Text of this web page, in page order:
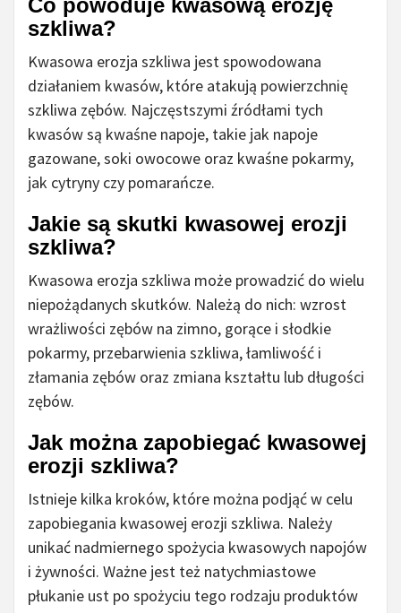
Co powoduje kwasową erozję
szkliwa?
Kwasowa erozja szkliwa jest spowodowana
działaniem kwasów, które atakują powierzchnię
szkliwa zębów. Najczęstszymi źródłami tych
kwasów są kwaśne napoje, takie jak napoje
gazowane, soki owocowe oraz kwaśne pokarmy,
jak cytryny czy pomarańcze.
Jakie są skutki kwasowej erozji
szkliwa?
Kwasowa erozja szkliwa może prowadzić do wielu
niepożądanych skutków. Należą do nich: wzrost
wrażliwości zębów na zimno, gorące i słodkie
pokarmy, przebarwienia szkliwa, łamliwość i
złamania zębów oraz zmiana kształtu lub długości
zębów.
Jak można zapobiegać kwasowej
erozji szkliwa?
Istnieje kilka kroków, które można podjąć w celu
zapobiegania kwasowej erozji szkliwa. Należy
unikać nadmiernego spożycia kwasowych napojów
i żywności. Ważne jest też natychmiastowe
płukanie ust po spożyciu tego rodzaju produktów